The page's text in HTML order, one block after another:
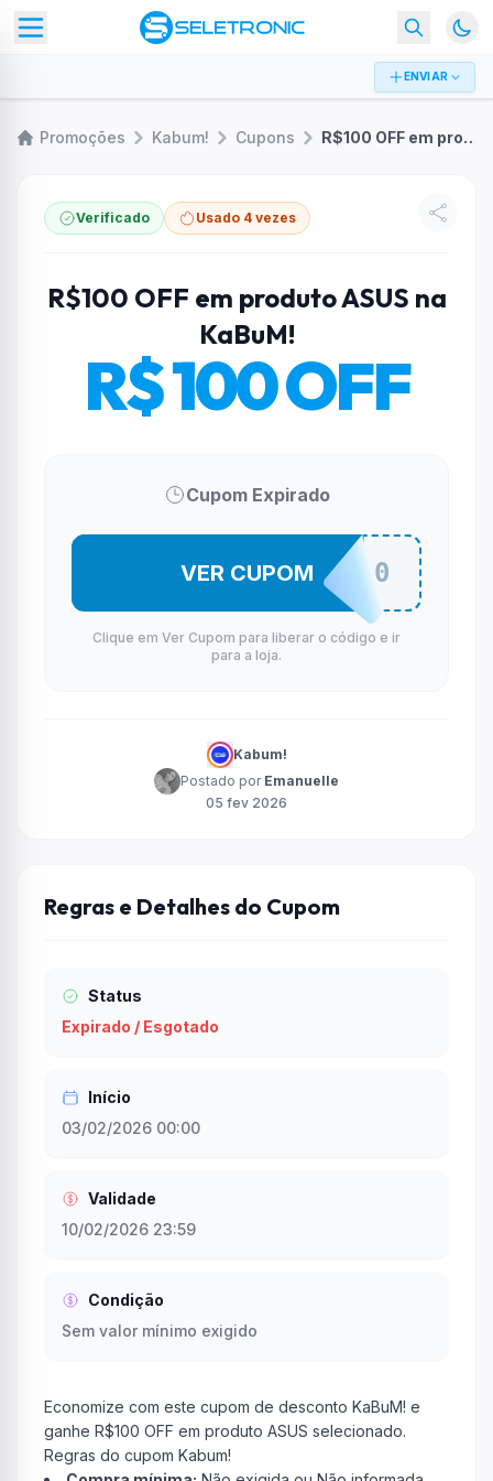
ENVIAR
Promoções Kabum! Cupons R$100 OFF em produto ASUS na KaBuM!
Verificado Usado 4 vezes
R$100 OFF em produto ASUS na
KaBuM!
R$ 100 OFF
Cupom Expirado
ASUS100
VER CUPOM
Clique em Ver Cupom para liberar o código e ir
para a loja.
Kabum!
Postado por Emanuelle
05 fev 2026
Regras e Detalhes do Cupom
Status
Expirado / Esgotado
Início
03/02/2026 00:00
Validade
10/02/2026 23:59
Condição
Sem valor mínimo exigido
Economize com este cupom de desconto KaBuM! e
ganhe R$100 OFF em produto ASUS selecionado.
Regras do cupom Kabum!